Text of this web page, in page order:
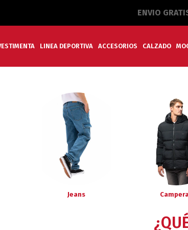
ENVIO
LINEA DEPORTIVA ACCESORIOS CALZADO
Jeans